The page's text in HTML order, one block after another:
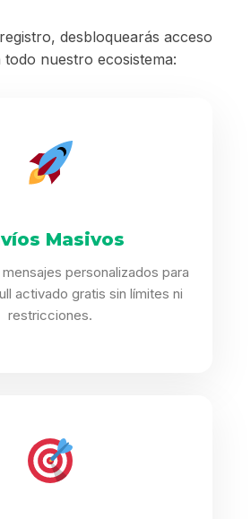
desbloquearás acceso
todo nuestro ecosistema:
Masivos
personalizados para
activado gratis sin límites ni
restricciones.